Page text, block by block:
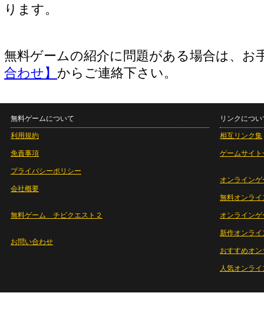
ります。
無料ゲームの紹介に問題がある場合は、お
合わせ】 からご連絡下さい。
無料ゲームについて
利用規約
免責事項
プライバシーポリシー
会社概要
無料ゲーム チビクエスト２
お問い合わせ
リンクについ
相互リンク集
ゲームサイト
オンラインゲ
無料オンライ
オンライン
新作オンライ
おすすめオ
人気オンラ